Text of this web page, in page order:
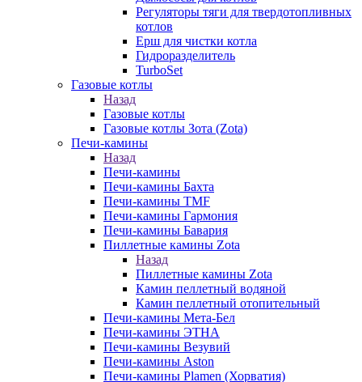
Регуляторы тяги для твердотопливных
котлов
Ерш для чистки котла
Гидроразделитель
TurboSet
Газовые котлы
Назад
Газовые котлы
Газовые котлы Зота (Zota)
Печи-камины
Назад
Печи-камины
Печи-камины Бахта
Печи-камины TMF
Печи-камины Гармония
Печи-камины Бавария
Пиллетные камины Zota
Назад
Пиллетные камины Zota
Камин пеллетный водяной
Камин пеллетный отопительный
Печи-камины Мета-Бел
Печи-камины ЭТНА
Печи-камины Везувий
Печи-камины Aston
Печи-камины Plamen (Хорватия)